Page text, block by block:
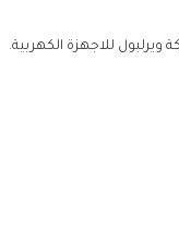
للاجهزة الكهربية.